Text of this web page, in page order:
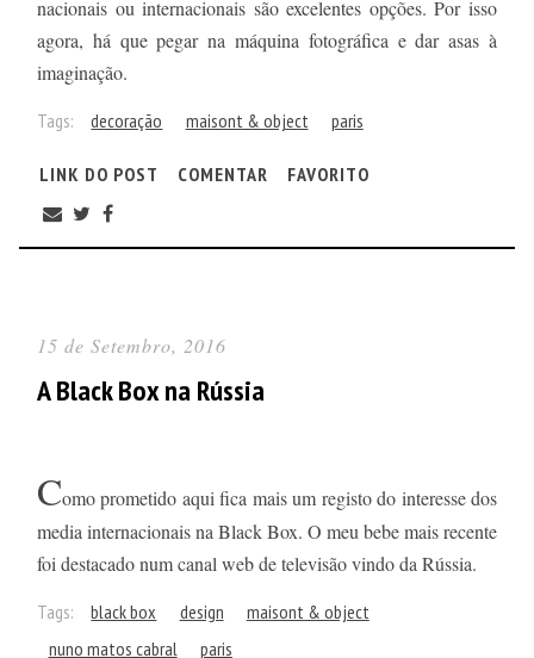
nacionais ou internacionais são excelentes opções. Por isso
agora, há que pegar na máquina fotográfica e dar asas à
imaginação.
Tags: decoração maisont & object paris
LINK DO POST COMENTAR FAVORITO
15 de Setembro, 2016
A Black Box na Rússia
Como prometido aqui fica mais um registo do interesse dos
media internacionais na Black Box. O meu bebe mais recente
foi destacado num canal web de televisão vindo da Rússia.
Tags: black box design
maisont & object
nuno matos cabral
paris